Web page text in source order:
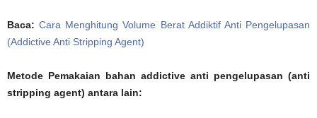
Baca: Cara Menghitung Volume Berat Addiktif Anti Pengelupasan
(Addictive Anti Stripping Agent)
Metode Pemakaian bahan addictive anti pengelupasan (anti
stripping agent) antara lain: